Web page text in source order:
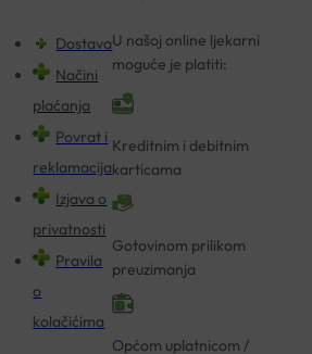
Dostava
Načini
plaćanja
Povrat i
reklamacija
Izjava o
privatnosti
Pravila
o
kolačićima
U našoj online ljekarni
moguće je platiti:
Kreditnim i debitnim
karticama
Gotovinom prilikom
preuzimanja
Općom uplatnicom /